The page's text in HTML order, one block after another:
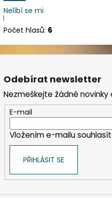
Nelíbí se mi
Počet hlasů: 6
Odebírat newsletter
Nezmeškejte žádné novinky
E-mail
Vložením e-mailu
PŘIHLÁSIT SE